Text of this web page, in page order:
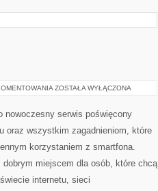
INTERNET
ZOSTAŁA WYŁĄCZONA
nowoczesny serwis poświęcony
oraz wszystkim zagadnieniom, które
korzystaniem z smartfona.
dobrym miejscem dla osób, które chcą
internetu, sieci